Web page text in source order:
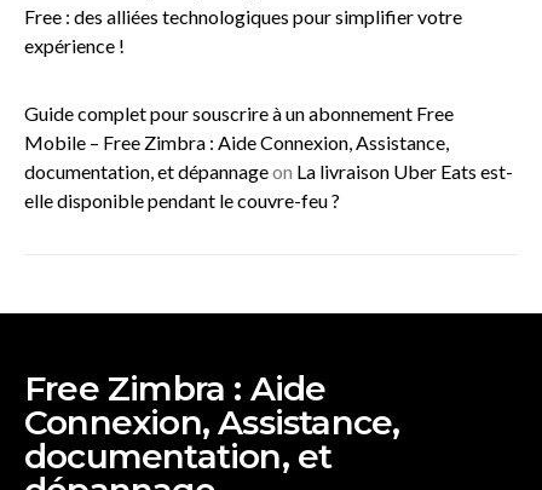
Free : des alliées technologiques pour simplifier votre
expérience !
Guide complet pour souscrire à un abonnement Free
Mobile – Free Zimbra : Aide Connexion, Assistance,
documentation, et dépannageon La livraison Uber Eats est-
elle disponible pendant le couvre-feu ?
Free Zimbra : Aide
Connexion, Assistance,
documentation, et